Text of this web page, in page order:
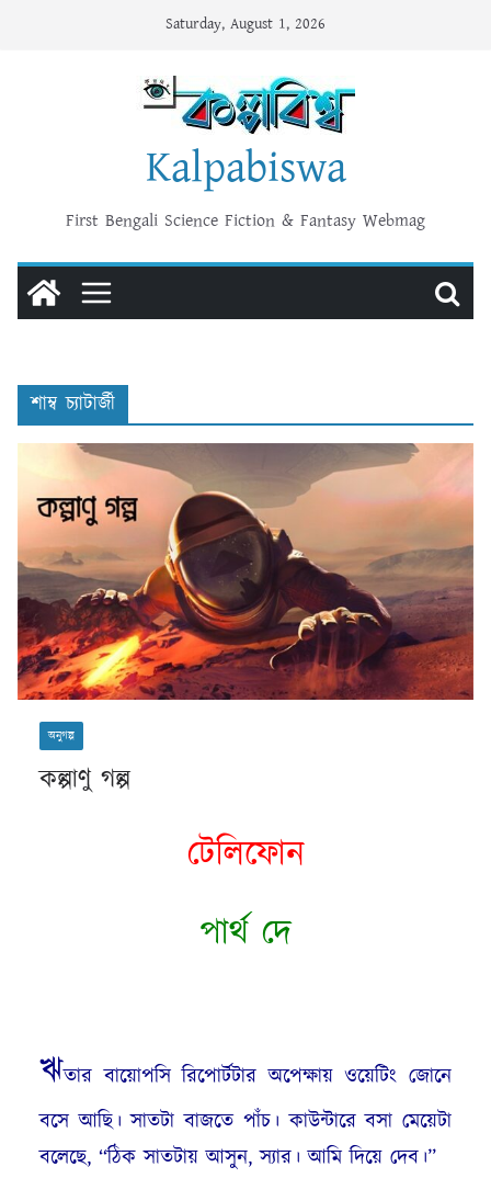
Saturday, August 1, 2026
Kalpabiswa
First Bengali Science Fiction & Fantasy Webmag
শাম্ব চ্যাটার্জী
অনুগল্প
কল্পাণু গল্প
টেলিফোন
পার্থ দে
ঋতার বায়োপসি রিপোর্টটার অপেক্ষায় ওয়েটিং জোনে
বসে আছি। সাতটা বাজতে পাঁচ। কাউন্টারে বসা মেয়েটা
বলেছে, “ঠিক সাতটায় আসুন, স্যার। আমি দিয়ে দেব।”